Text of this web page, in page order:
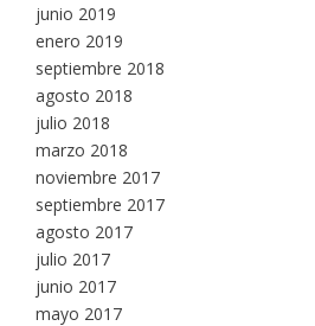
junio 2019
enero 2019
septiembre 2018
agosto 2018
julio 2018
marzo 2018
noviembre 2017
septiembre 2017
agosto 2017
julio 2017
junio 2017
mayo 2017